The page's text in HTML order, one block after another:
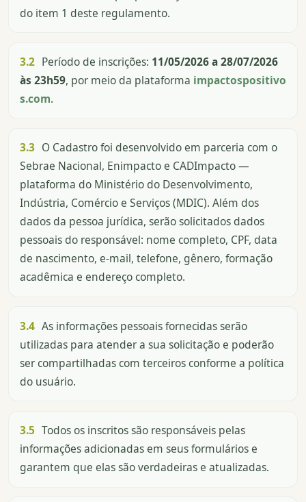
do item 1 deste regulamento.
3.2 Período de inscrições: 11/05/2026 a 28/07/2026
às 23h59, por meio da plataforma impactospositivo
s.com.
3.3 O Cadastro foi desenvolvido em parceria com o
Sebrae Nacional, Enimpacto e CADImpacto —
plataforma do Ministério do Desenvolvimento,
Indústria, Comércio e Serviços (MDIC). Além dos
dados da pessoa jurídica, serão solicitados dados
pessoais do responsável: nome completo, CPF, data
de nascimento, e-mail, telefone, gênero, formação
acadêmica e endereço completo.
3.4 As informações pessoais fornecidas serão
utilizadas para atender a sua solicitação e poderão
ser compartilhadas com terceiros conforme a política
do usuário.
3.5 Todos os inscritos são responsáveis pelas
informações adicionadas em seus formulários e
garantem que elas são verdadeiras e atualizadas.